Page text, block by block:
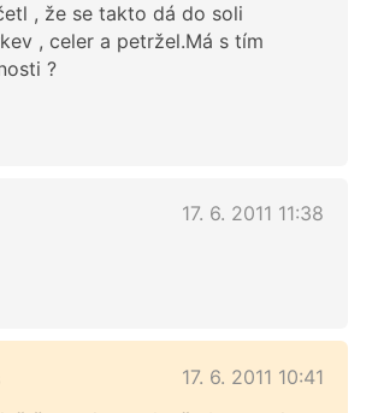
, že se takto dá do soli
, celer a petržel.Má s tím
?
17. 6. 2011 11:38
17. 6. 2011 10:41